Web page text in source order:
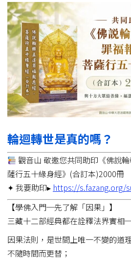
輪迴轉世是真的嗎？
觀音山 敬邀您共同助印《佛說
薩行五十緣身經》(合訂本)2000冊
✦ 我要助印▸ https://s.fazang.org/
【學佛入門─先了解「因果」】
三藏十二部經典都在詮釋法界實相
因果法則，是世間上唯一不變的道
不隨時間而更替；